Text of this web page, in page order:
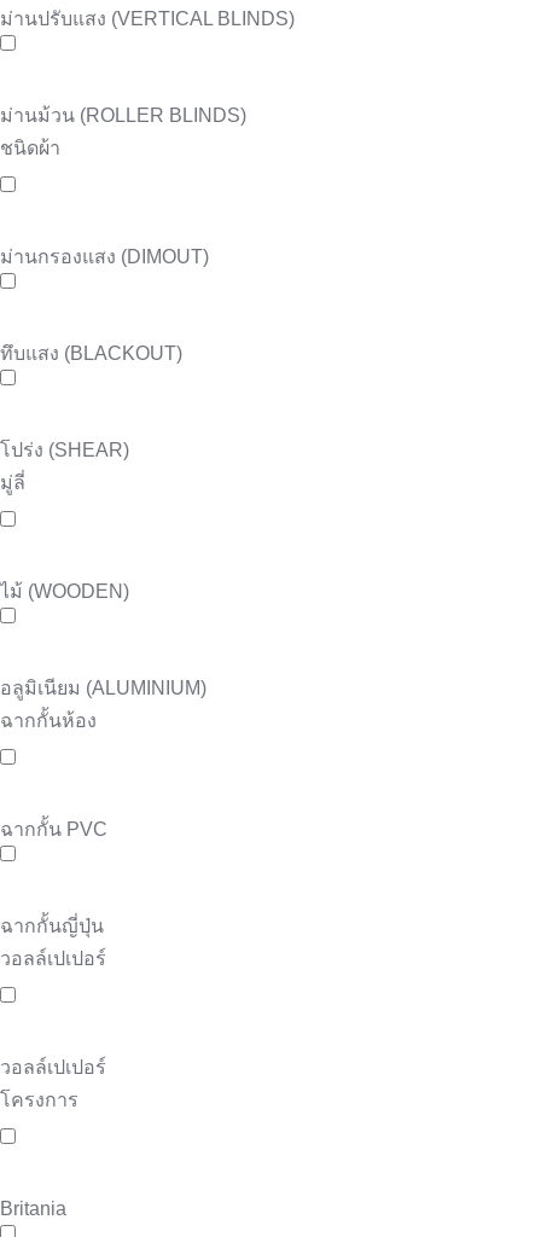
ม่านปรับแสง (VERTICAL BLINDS)
ม่านม้วน (ROLLER BLINDS)
ชนิดผ้า
ม่านกรองแสง (DIMOUT)
ทึบแสง (BLACKOUT)
โปร่ง (SHEAR)
มู่ลี่
ไม้ (WOODEN)
อลูมิเนียม (ALUMINIUM)
ฉากกั้นห้อง
ฉากกั้น PVC
ฉากกั้นญี่ปุ่น
วอลล์เปเปอร์
วอลล์เปเปอร์
โครงการ
Britania